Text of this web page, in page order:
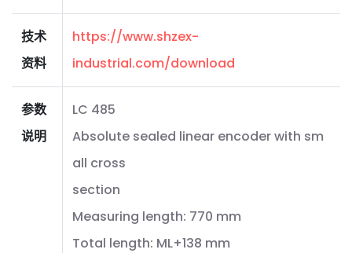
技术
资料
https://www.shzex-
industrial.com/download
参数
说明
LC 485
Absolute sealed linear encoder with sm
all cross
section
Measuring length: 770 mm
Total length: ML+138 mm